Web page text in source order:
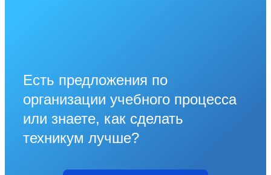
Есть предложения по
организации учебного процесса
или знаете, как сделать
техникум лучше?